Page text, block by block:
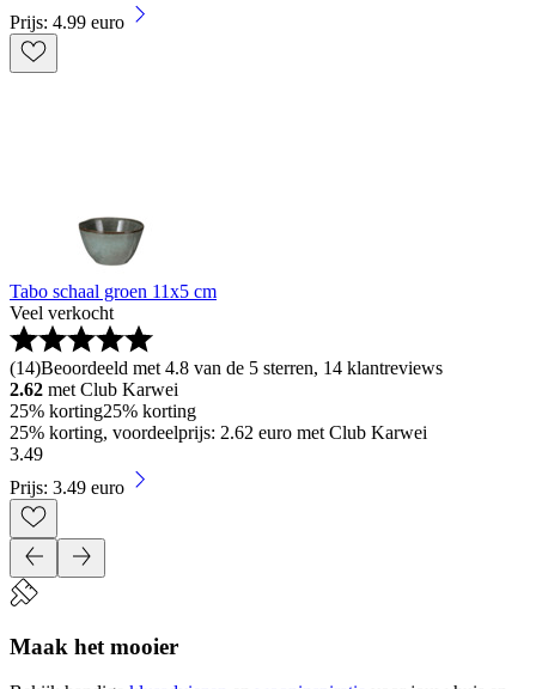
Prijs: 4.99 euro
Tabo schaal groen 11x5 cm
Veel verkocht
(14)Beoordeeld met 4.8 van de 5 sterren, 14 klantreviews
2.62 met Club Karwei
25% korting25% korting
25% korting, voordeelprijs: 2.62 euro met Club Karwei
3.49
Prijs: 3.49 euro
Maak het mooier